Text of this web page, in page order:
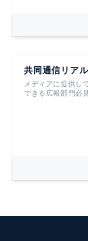
共同通信リア
メディアに提供し
できる広報部門必